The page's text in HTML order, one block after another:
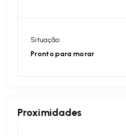
Situação:
Pronto para morar
Proximidades